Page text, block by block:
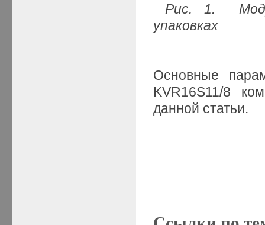
Рис. 1.
упаковках
Основные
KVR16S11/8
данной статьи.